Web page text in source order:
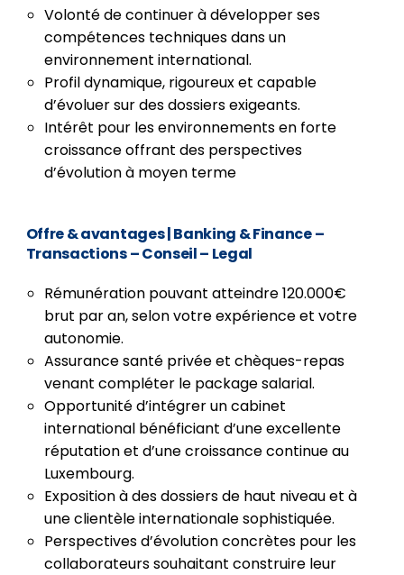
Volonté de continuer à développer ses
compétences techniques dans un
environnement international.
Profil dynamique, rigoureux et capable
d’évoluer sur des dossiers exigeants.
Intérêt pour les environnements en forte
croissance offrant des perspectives
d’évolution à moyen terme
Offre & avantages| Banking & Finance –
Transactions – Conseil – Legal
Rémunération pouvant atteindre 120.000€
brut par an, selon votre expérience et votre
autonomie.
Assurance santé privée et chèques-repas
venant compléter le package salarial.
Opportunité d’intégrer un cabinet
international bénéficiant d’une excellente
réputation et d’une croissance continue au
Luxembourg.
Exposition à des dossiers de haut niveau et à
une clientèle internationale sophistiquée.
Perspectives d’évolution concrètes pour les
collaborateurs souhaitant construire leur